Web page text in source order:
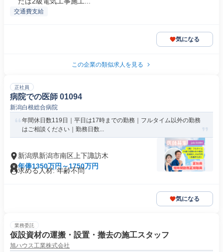
交通費支給
気になる
この企業の類似求人を見る
正社員
病院での医師 01094
新潟白根総合病院
年間休日数119日｜平日は17時までの勤務｜フルタイム以外の勤務
はご相談ください｜勤務日数...
新潟県新潟市南区上下諏訪木
年俸1350万円～1750万円
求める人材: 年齢不問
気になる
業務委託
仮設資材の運搬・設置・撤去の施工スタッフ
旭ハウス工業株式会社